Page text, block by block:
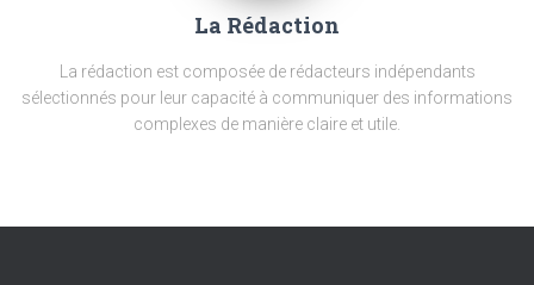
La Rédaction
La rédaction est composée de rédacteurs indépendants
sélectionnés pour leur capacité à communiquer des informations
complexes de manière claire et utile.